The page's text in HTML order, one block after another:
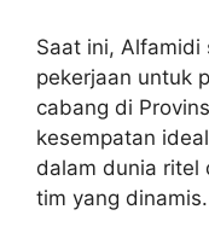
Saat ini, Alfamidi
pekerjaan untuk
cabang di
kesempatan
dalam dunia ritel
tim yang dinamis.